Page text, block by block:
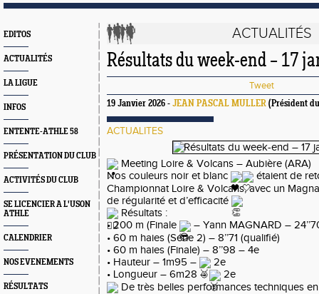
EDITOS
ACTUALITÉS
LA LIGUE
INFOS
ENTENTE-ATHLE 58
PRÉSENTATION DU CLUB
ACTIVITÉS DU CLUB
SE LICENCIER A L'USON
ATHLE
CALENDRIER
NOS EVENEMENTS
RÉSULTATS
ACTUALITÉS
Résultats du week-end – 17
Tweet
19 Janvier 2026 - JEAN PASCAL MULLER (Président
ACTUALITES
Meeting Loire & Volcans – Aubière (ARA)
Nos couleurs noir et blanc
étaient de
Championnat Loire & Volcans, avec un
de régularité et d’efficacité
Résultats :
• 200 m (Finale
– Yann MAGNARD –
• 60 m haies (Série 2) – 8’’71 (qualifié)
• 60 m haies (Finale) – 8’’98 – 4e
• Hauteur – 1m95 –
2e
• Longueur – 6m28 –
2e
De très belles performances techniques